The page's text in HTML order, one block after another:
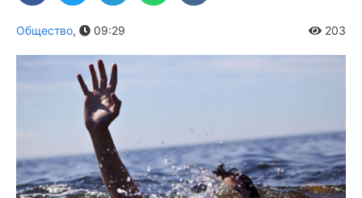
Общество, 09:29 203